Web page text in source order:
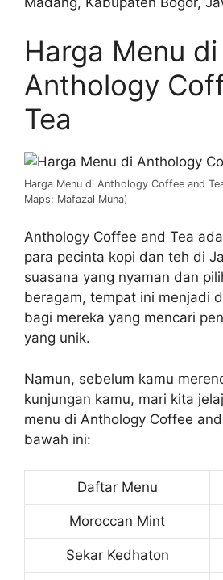
Harga Menu di
Anthology
Tea
Harga Menu di Anthology Coffee and
Maps: Mafazal Muna)
Anthology Coffee and Tea
para pecinta kopi dan teh di
suasana yang nyaman dan
beragam, tempat ini menjadi
bagi mereka yang mencari
yang unik.
Namun, sebelum kamu
kunjungan kamu, mari kita
menu di Anthology Coffee
bawah ini:
Daftar Menu
Moroccan Mint
Sekar Kedhaton